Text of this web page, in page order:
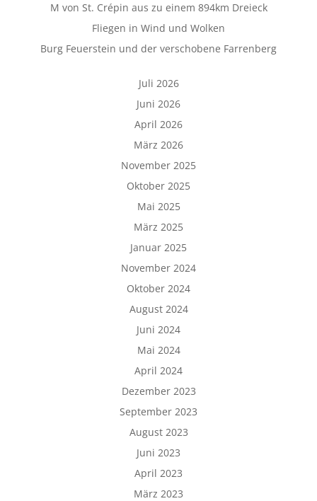
M von St. Crépin aus zu einem 894km Dreieck
Fliegen in Wind und Wolken
Burg Feuerstein und der verschobene Farrenberg
Juli 2026
Juni 2026
April 2026
März 2026
November 2025
Oktober 2025
Mai 2025
März 2025
Januar 2025
November 2024
Oktober 2024
August 2024
Juni 2024
Mai 2024
April 2024
Dezember 2023
September 2023
August 2023
Juni 2023
April 2023
März 2023